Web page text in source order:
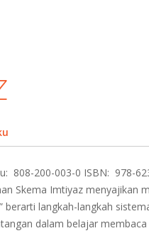
808-200-003-0 ISBN: 978-
Skema Imtiyaz
berarti langkah-langkah
dalam belajar membaca